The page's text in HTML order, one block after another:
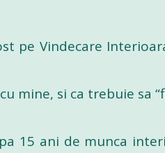
pe Vindecare
mine, si ca trebuie sa
15 ani de munca